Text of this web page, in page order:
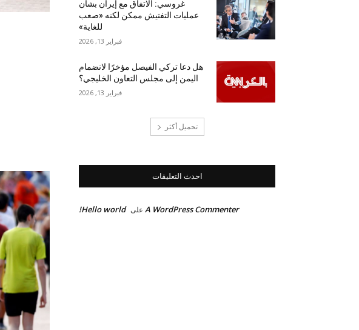
غروسي: الاتفاق مع إيران بشأن
عمليات التفتيش ممكن لكنه «صعب
للغاية»
فبراير 13, 2026
هل دعا تركي الفيصل مؤخرًا لانضمام
اليمن إلى مجلس التعاون الخليجي؟
فبراير 13, 2026
تحميل أكثر
احدث التعليقات
A WordPress Commenter على Hello world!